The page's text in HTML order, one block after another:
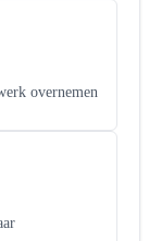
overnemen